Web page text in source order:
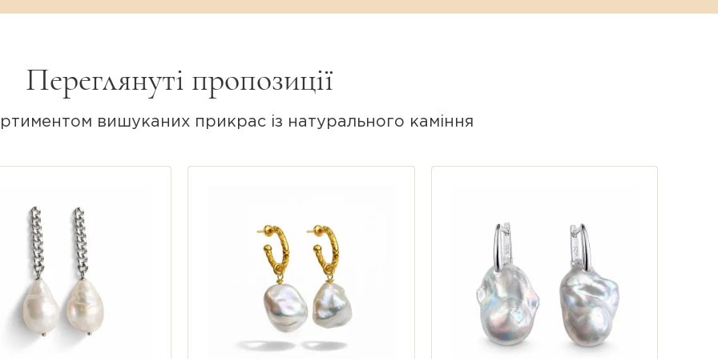
великі).
унікальною витвором природи, тому форма, рельєф та відтінок
фото, що підкреслює автентичність і природність каменю.
Переглянуті пропозиції
вишуканих прикрас із натурального каміння